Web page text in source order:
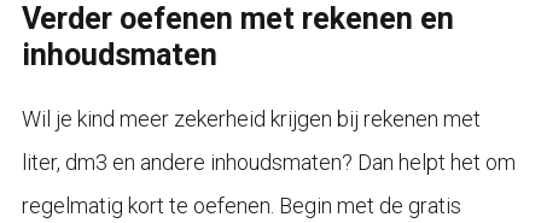
Verder oefenen met rekenen en
inhoudsmaten
Wil je kind meer zekerheid krijgen bij rekenen met
liter, dm3 en andere inhoudsmaten? Dan helpt het om
regelmatig kort te oefenen. Begin met de gratis